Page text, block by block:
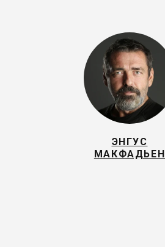
ЭНГУС
МАКФАДЬЕН